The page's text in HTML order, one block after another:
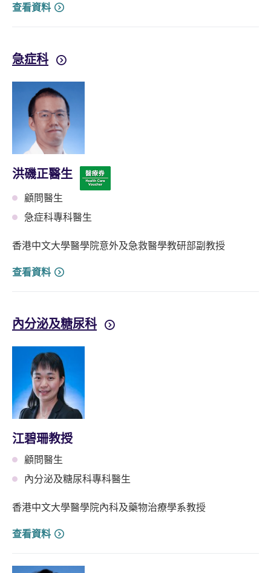
查看資料
急症科
洪磯正醫生
顧問醫生
急症科專科醫生
香港中文大學醫學院意外及急救醫學教研部副教授
查看資料
內分泌及糖尿科
江碧珊教授
顧問醫生
內分泌及糖尿科專科醫生
香港中文大學醫學院內科及藥物治療學系教授
查看資料